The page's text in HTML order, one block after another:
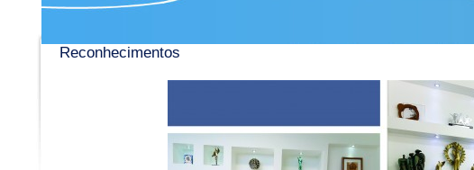
Reconhecimentos